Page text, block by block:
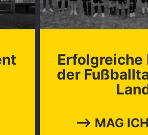
Erfolgreiche
der
⟶ MAG